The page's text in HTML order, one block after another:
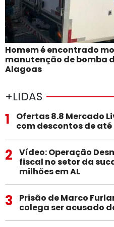
Homem é encontrado
manutenção de bomba
Alagoas
+LIDAS
1
Ofertas 8.8 Mercado
com descontos de até
2
Vídeo: Operação
fiscal no setor da
milhões em AL
3
Prisão de Marco
colega ser acusado